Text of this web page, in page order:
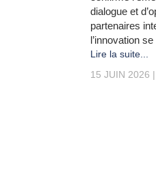
dialogue et
partenaires
l’innovation
Lire la suite...
15 JUIN 2026